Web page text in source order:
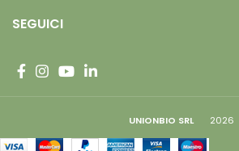
SEGUICI
UNIONBIO SRL 2026